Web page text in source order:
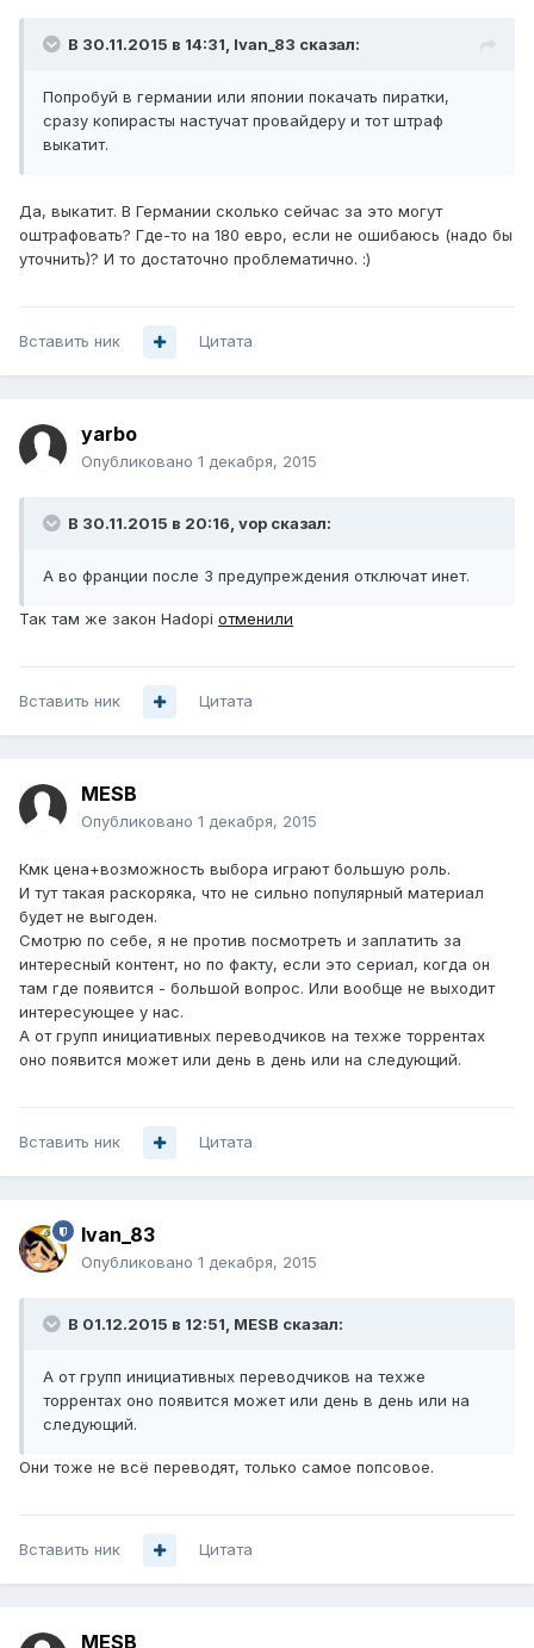
В 30.11.2015 в 14:31, Ivan_83 сказал:
Попробуй в германии или японии покачать пиратки,
сразу копирасты настучат провайдеру и тот штраф
выкатит.
Да, выкатит. В Германии сколько сейчас за это могут
оштрафовать? Где-то на 180 евро, если не ошибаюсь (надо бы
уточнить)? И то достаточно проблематично. :)
Вставить ник Цитата
yarbo
Опубликовано 1 декабря, 2015
В 30.11.2015 в 20:16, vop сказал:
А во франции после 3 предупреждения отключат инет.
Так там же закон Hadopi отменили
Вставить ник Цитата
MESB
Опубликовано 1 декабря, 2015
Кмк цена+возможность выбора играют большую роль.
И тут такая раскоряка, что не сильно популярный материал
будет не выгоден.
Смотрю по себе, я не против посмотреть и заплатить за
интересный контент, но по факту, если это сериал, когда он
там где появится - большой вопрос. Или вообще не выходит
интересующее у нас.
А от групп инициативных переводчиков на техже торрентах
оно появится может или день в день или на следующий.
Вставить ник Цитата
Ivan_83
Опубликовано 1 декабря, 2015
В 01.12.2015 в 12:51, MESB сказал:
А от групп инициативных переводчиков на техже
торрентах оно появится может или день в день или на
следующий.
Они тоже не всё переводят, только самое попсовое.
Вставить ник Цитата
MESB